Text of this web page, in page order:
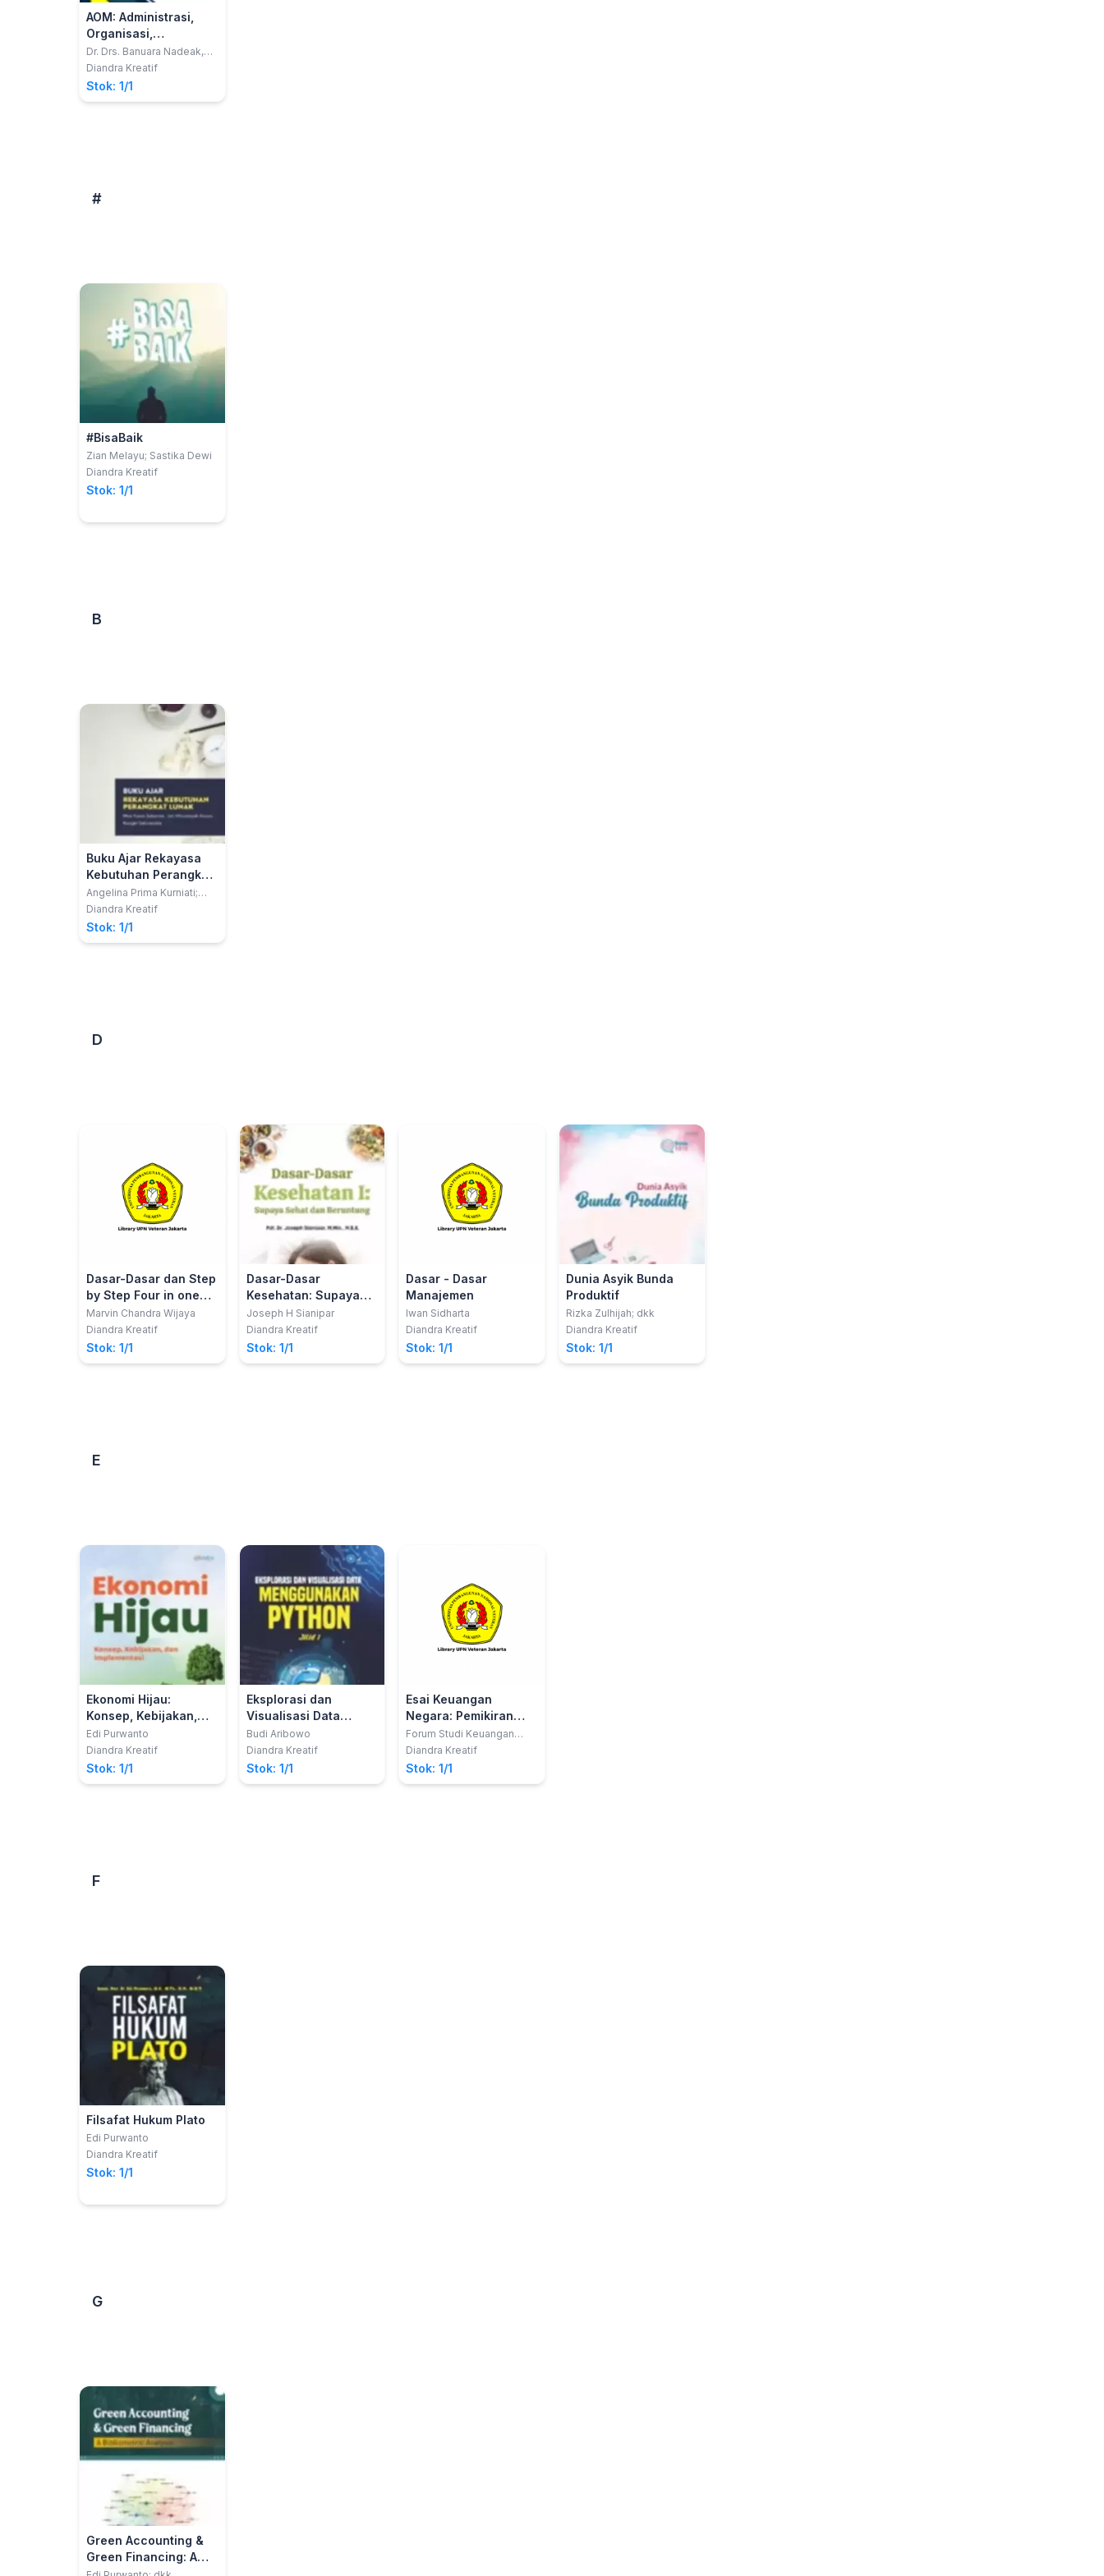
AOM: Administrasi,
Organisasi,
Manajemen
Dr. Drs. Banuara Nadeak,
MM. CPM.CML. CPC.
Diandra Kreatif
Stok: 1/1
#
#BisaBaik
Zian Melayu; Sastika Dewi
Diandra Kreatif
Stok: 1/1
B
Buku Ajar Rekayasa
Kebutuhan Perangkat
Lunak
Angelina Prima Kurniati;
dkk
Diandra Kreatif
Stok: 1/1
D
Dasar-Dasar dan Step
by Step Four in one
Web Programming
(HTML, JavaScript,
PHP dan MYSQL)
Marvin Chandra Wijaya
Diandra Kreatif
Stok: 1/1
Dasar-Dasar
Kesehatan: Supaya
Sehat dan Beruntung
Joseph H Sianipar
Diandra Kreatif
Stok: 1/1
Dasar - Dasar
Manajemen
Iwan Sidharta
Diandra Kreatif
Stok: 1/1
Dunia Asyik Bunda
Produktif
Rizka Zulhijah; dkk
Diandra Kreatif
Stok: 1/1
E
Ekonomi Hijau:
Konsep, Kebijakan,
dan Implementasi
Edi Purwanto
Diandra Kreatif
Stok: 1/1
Eksplorasi dan
Visualisasi Data
Menggunakan Phyton
Jilid 1
Budi Aribowo
Diandra Kreatif
Stok: 1/1
Esai Keuangan
Negara: Pemikiran
Multi Perspektif
Forum Studi Keuangan
Negara
Diandra Kreatif
Stok: 1/1
F
Filsafat Hukum Plato
Edi Purwanto
Diandra Kreatif
Stok: 1/1
G
Green Accounting &
Green Financing: A
Bibliometric Analysis